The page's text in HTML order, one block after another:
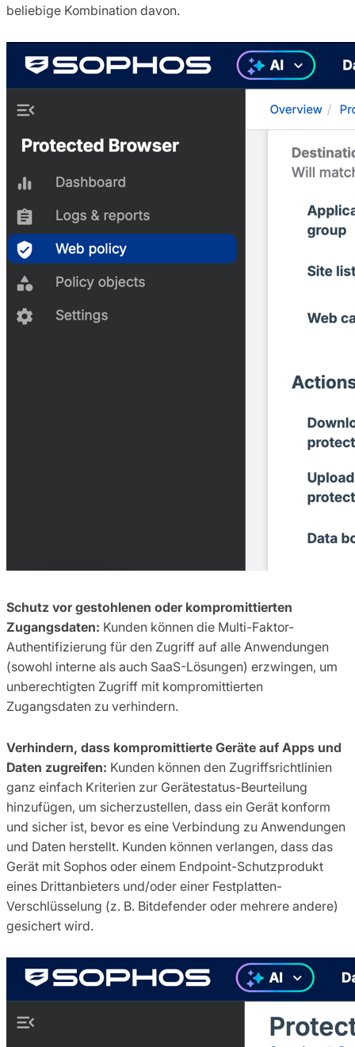
beliebige Kombination davon.
Schutz vor gestohlenen oder kompromittierten
Zugangsdaten: Kunden können die Multi-Faktor-
Authentifizierung für den Zugriff auf alle Anwendungen
(sowohl interne als auch SaaS-Lösungen) erzwingen, um
unberechtigten Zugriff mit kompromittierten
Zugangsdaten zu verhindern.
Verhindern, dass kompromittierte Geräte auf Apps und
Daten zugreifen: Kunden können den Zugriffsrichtlinien
ganz einfach Kriterien zur Gerätestatus-Beurteilung
hinzufügen, um sicherzustellen, dass ein Gerät konform
und sicher ist, bevor es eine Verbindung zu Anwendungen
und Daten herstellt. Kunden können verlangen, dass das
Gerät mit Sophos oder einem Endpoint-Schutzprodukt
eines Drittanbieters und/oder einer Festplatten-
Verschlüsselung (z. B. Bitdefender oder mehrere andere)
gesichert wird.